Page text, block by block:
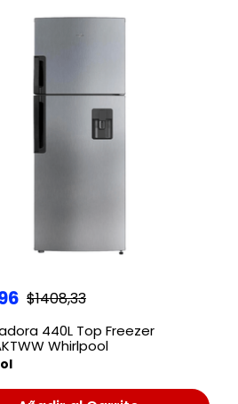
$1408,33
440L Top Freezer
Whirlpool